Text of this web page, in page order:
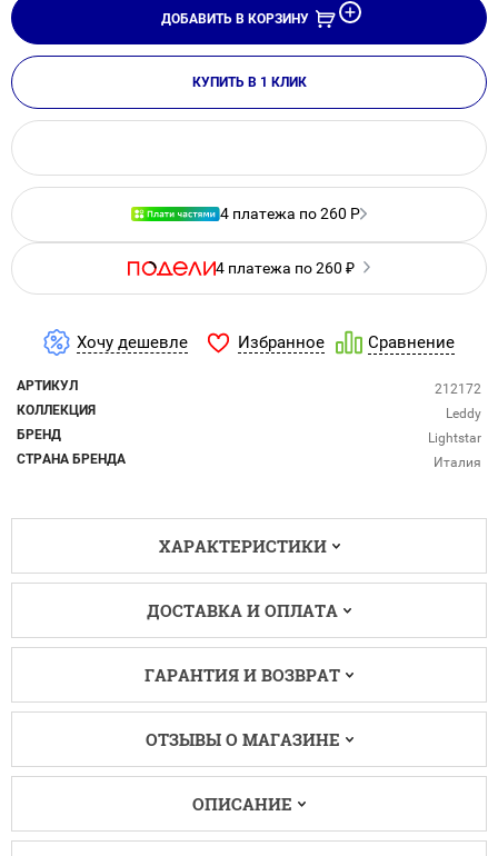
ДОБАВИТЬ В КОРЗИНУ
КУПИТЬ В 1 КЛИК
4 платежа по 260 ₽
4 платежа по 260 Р
Хочу дешевле Избранное Сравнение
АРТИКУЛ
212172
КОЛЛЕКЦИЯ
Leddy
БРЕНД
Lightstar
СТРАНА БРЕНДА
Италия
ХАРАКТЕРИСТИКИ
ДОСТАВКА И ОПЛАТА
ГАРАНТИЯ И ВОЗВРАТ
ОТЗЫВЫ О МАГАЗИНЕ
ОПИСАНИЕ